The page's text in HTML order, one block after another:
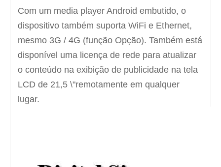
Com um media player Android embutido, o
dispositivo também suporta WiFi e Ethernet,
mesmo 3G / 4G (função Opção). Também está
disponível uma licença de rede para atualizar
o conteúdo na exibição de publicidade na tela
LCD de 21,5 \"remotamente em qualquer
lugar.